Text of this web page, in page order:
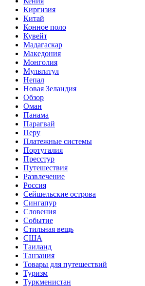
Киргизия
Китай
Конное поло
Кувейт
Мадагаскар
Македония
Монголия
Мультитул
Непал
Новая Зеландия
Обзор
Оман
Панама
Парагвай
Перу
Платежные системы
Португалия
Пресстур
Путешествия
Развлечение
Россия
Сейшельские острова
Сингапур
Словения
Событие
Стильная вещь
США
Таиланд
Танзания
Товары для путешествий
Туризм
Туркменистан